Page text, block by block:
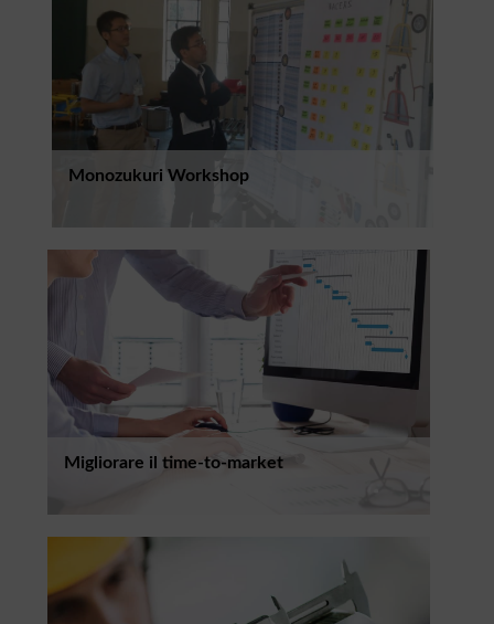
Monozukuri Workshop
Migliorare il time-to-market